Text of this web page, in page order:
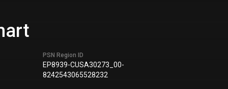
PSN Region ID
EP8939-CUSA30273_00-
8242543065528232